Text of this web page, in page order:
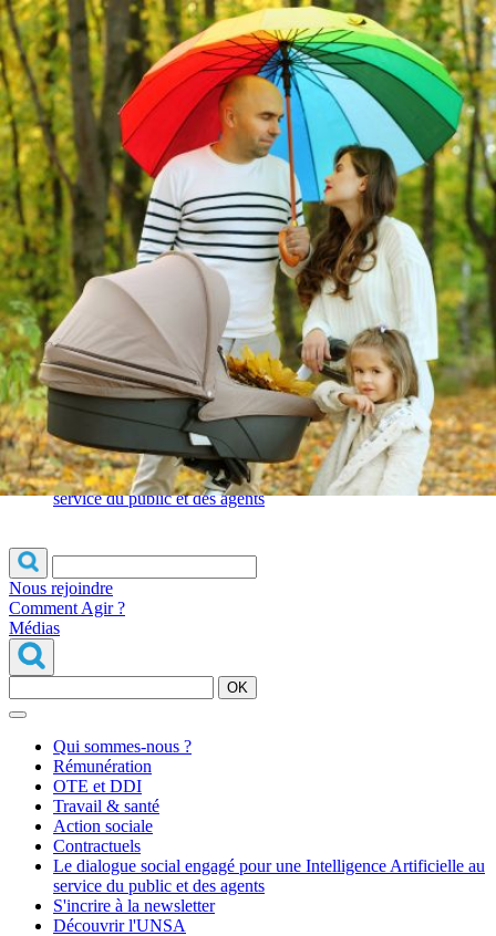
Qui
sommes-
nous ?
S'inscrire à
la
newsletter
Découvrir
l'UNSA
Rémunération
|
OTE et DDI
|
Travail & santé
|
Action sociale
Contractuels
|
Le dialogue social engagé pour une Intelligence Artificielle au
service du public et des agents
Nous rejoindre
Comment Agir ?
Médias
OK
Qui sommes-nous ?
Rémunération
OTE et DDI
Travail & santé
Action sociale
Contractuels
Le dialogue social engagé pour une Intelligence Artificielle au
service du public et des agents
S'incrire à la newsletter
Découvrir l'UNSA